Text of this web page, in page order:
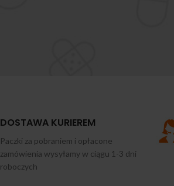
DOSTAWA KURIEREM
Paczki za pobraniem i opłacone
zamówienia wysyłamy w ciągu 1-3 dni
roboczych